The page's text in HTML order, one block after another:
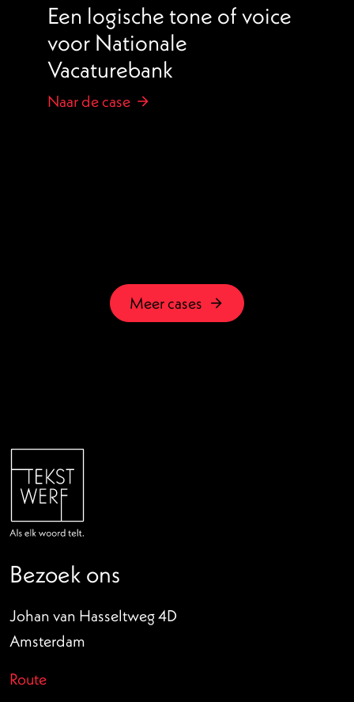
Een logische tone of voice
voor Nationale
Vacaturebank
Naar de case
Meer cases
Bezoek ons
Johan van Hasseltweg 4D
Amsterdam
Route